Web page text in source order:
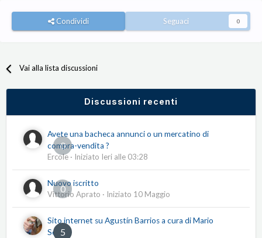
Condividi Seguaci 0
Vai alla lista discussioni
Discussioni recenti
0
Avete una bacheca annunci o un mercatino di
compra-vendita ?
Ercole · Iniziato Ieri alle 03:28
0
Nuovo iscritto
Vittorio Aprato · Iniziato 10 Maggio
5
Sito internet su Agustín Barrios a cura di Mario
Serio